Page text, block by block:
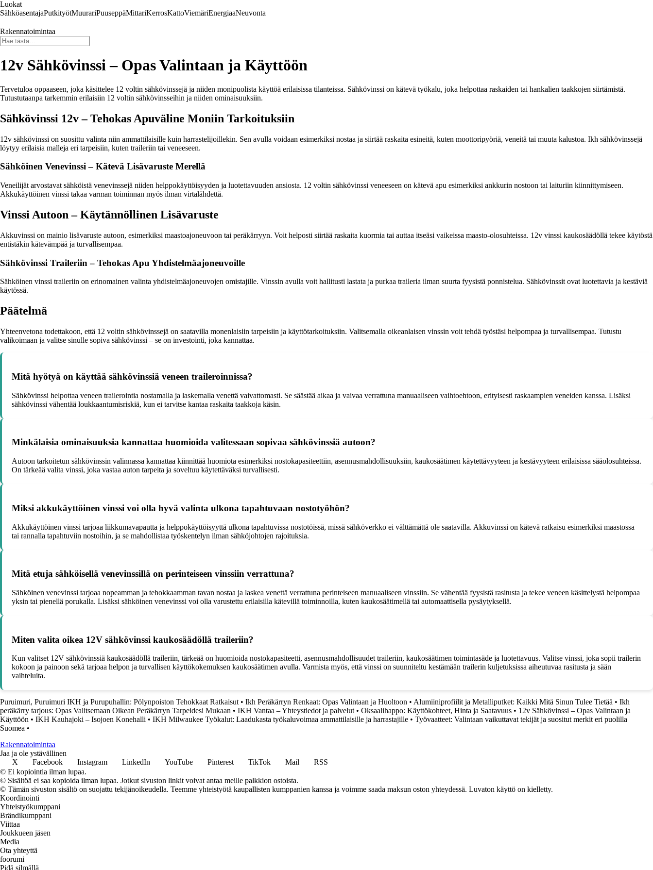
Luokat
SähköasentajaPutkityötMuurariPuuseppäMittariKerrosKattoViemäriEnergiaaNeuvonta
Rakennatoimintaa
12v Sähkövinssi – Opas Valintaan ja Käyttöön
Tervetuloa oppaaseen, joka käsittelee 12 voltin sähkövinssejä ja niiden monipuolista käyttöä erilaisissa tilanteissa. Sähkövinssi on kätevä työkalu, joka helpottaa raskaiden tai hankalien taakkojen siirtämistä.
Tutustutaanpa tarkemmin erilaisiin 12 voltin sähkövinsseihin ja niiden ominaisuuksiin.
Sähkövinssi 12v – Tehokas Apuväline Moniin Tarkoituksiin
12v sähkövinssi on suosittu valinta niin ammattilaisille kuin harrastelijoillekin. Sen avulla voidaan esimerkiksi nostaa ja siirtää raskaita esineitä, kuten moottoripyöriä, veneitä tai muuta kalustoa. Ikh sähkövinssejä
löytyy erilaisia malleja eri tarpeisiin, kuten traileriin tai veneeseen.
Sähköinen Venevinssi – Kätevä Lisävaruste Merellä
Veneilijät arvostavat sähköistä venevinssejä niiden helppokäyttöisyyden ja luotettavuuden ansiosta. 12 voltin sähkövinssi veneeseen on kätevä apu esimerkiksi ankkurin nostoon tai laituriin kiinnittymiseen.
Akkukäyttöinen vinssi takaa varman toiminnan myös ilman virtalähdettä.
Vinssi Autoon – Käytännöllinen Lisävaruste
Akkuvinssi on mainio lisävaruste autoon, esimerkiksi maastoajoneuvoon tai peräkärryyn. Voit helposti siirtää raskaita kuormia tai auttaa itseäsi vaikeissa maasto-olosuhteissa. 12v vinssi kaukosäädöllä tekee käytöstä
entistäkin kätevämpää ja turvallisempaa.
Sähkövinssi Traileriin – Tehokas Apu Yhdistelmäajoneuvoille
Sähköinen vinssi traileriin on erinomainen valinta yhdistelmäajoneuvojen omistajille. Vinssin avulla voit hallitusti lastata ja purkaa traileria ilman suurta fyysistä ponnistelua. Sähkövinssit ovat luotettavia ja kestäviä
käytössä.
Päätelmä
Yhteenvetona todettakoon, että 12 voltin sähkövinssejä on saatavilla monenlaisiin tarpeisiin ja käyttötarkoituksiin. Valitsemalla oikeanlaisen vinssin voit tehdä työstäsi helpompaa ja turvallisempaa. Tutustu
valikoimaan ja valitse sinulle sopiva sähkövinssi – se on investointi, joka kannattaa.
Mitä hyötyä on käyttää sähkövinssiä veneen traileroinnissa?
Sähkövinssi helpottaa veneen trailerointia nostamalla ja laskemalla venettä vaivattomasti. Se säästää aikaa ja vaivaa verrattuna manuaaliseen vaihtoehtoon, erityisesti raskaampien veneiden kanssa. Lisäksi
sähkövinssi vähentää loukkaantumisriskiä, kun ei tarvitse kantaa raskaita taakkoja käsin.
Minkälaisia ominaisuuksia kannattaa huomioida valitessaan sopivaa sähkövinssiä autoon?
Autoon tarkoitetun sähkövinssin valinnassa kannattaa kiinnittää huomiota esimerkiksi nostokapasiteettiin, asennusmahdollisuuksiin, kaukosäätimen käytettävyyteen ja kestävyyteen erilaisissa sääolosuhteissa.
On tärkeää valita vinssi, joka vastaa auton tarpeita ja soveltuu käytettäväksi turvallisesti.
Miksi akkukäyttöinen vinssi voi olla hyvä valinta ulkona tapahtuvaan nostotyöhön?
Akkukäyttöinen vinssi tarjoaa liikkumavapautta ja helppokäyttöisyyttä ulkona tapahtuvissa nostotöissä, missä sähköverkko ei välttämättä ole saatavilla. Akkuvinssi on kätevä ratkaisu esimerkiksi maastossa
tai rannalla tapahtuviin nostoihin, ja se mahdollistaa työskentelyn ilman sähköjohtojen rajoituksia.
Mitä etuja sähköisellä venevinssillä on perinteiseen vinssiin verrattuna?
Sähköinen venevinssi tarjoaa nopeamman ja tehokkaamman tavan nostaa ja laskea venettä verrattuna perinteiseen manuaaliseen vinssiin. Se vähentää fyysistä rasitusta ja tekee veneen käsittelystä helpompaa
yksin tai pienellä porukalla. Lisäksi sähköinen venevinssi voi olla varustettu erilaisilla kätevillä toiminnoilla, kuten kaukosäätimellä tai automaattisella pysäytyksellä.
Miten valita oikea 12V sähkövinssi kaukosäädöllä traileriin?
Kun valitset 12V sähkövinssiä kaukosäädöllä traileriin, tärkeää on huomioida nostokapasiteetti, asennusmahdollisuudet traileriin, kaukosäätimen toimintasäde ja luotettavuus. Valitse vinssi, joka sopii trailerin
kokoon ja painoon sekä tarjoaa helpon ja turvallisen käyttökokemuksen kaukosäätimen avulla. Varmista myös, että vinssi on suunniteltu kestämään trailerin kuljetuksissa aiheutuvaa rasitusta ja sään
vaihteluita.
Puruimuri, Puruimuri IKH ja Purupuhallin: Pölynpoiston Tehokkaat Ratkaisut • Ikh Peräkärryn Renkaat: Opas Valintaan ja Huoltoon • Alumiiniprofiilit ja Metalliputket: Kaikki Mitä Sinun Tulee Tietää • Ikh
peräkärry tarjous: Opas Valitsemaan Oikean Peräkärryn Tarpeidesi Mukaan • IKH Vantaa – Yhteystiedot ja palvelut • Oksaalihappo: Käyttökohteet, Hinta ja Saatavuus • 12v Sähkövinssi – Opas Valintaan ja
Käyttöön • IKH Kauhajoki – Isojoen Konehalli • IKH Milwaukee Työkalut: Laadukasta työkaluvoimaa ammattilaisille ja harrastajille • Työvaatteet: Valintaan vaikuttavat tekijät ja suositut merkit eri puolilla
Suomea •
Rakennatoimintaa
Jaa ja ole ystävällinen
X
Facebook Instagram LinkedIn YouTube Pinterest TikTok Mail
RSS
© Ei kopiointia ilman lupaa.
© Sisältöä ei saa kopioida ilman lupaa. Jotkut sivuston linkit voivat antaa meille palkkion ostoista.
© Tämän sivuston sisältö on suojattu tekijänoikeudella. Teemme yhteistyötä kaupallisten kumppanien kanssa ja voimme saada maksun oston yhteydessä. Luvaton käyttö on kielletty.
Koordinointi
Yhteistyökumppani
Brändikumppani
Viittaa
Joukkueen jäsen
Media
Ota yhteyttä
foorumi
Pidä silmällä